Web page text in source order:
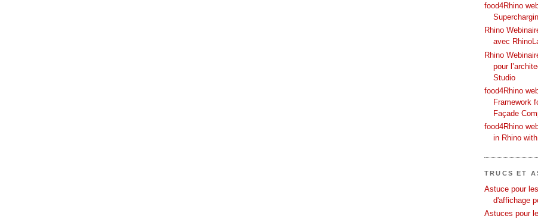
food4Rhino
Rhino
avec
Rhino
pour
Studio
food4Rhino
Framework
Façade
food4Rhino
in Rhino
TRUCS ET
Astuce pour
d'affichage
Astuces pour